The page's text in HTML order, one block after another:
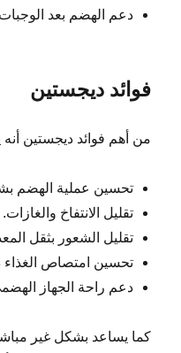
دعم الهضم بعد الوجبات
فوائد ديجستين
من أهم فوائد ديجستين
تحسين عملية الهضم
تقليل الانتفاخ والغازات.
تقليل الشعور بثقل
تحسين امتصاص
دعم راحة الجهاز
كما يساعد بشكل غير